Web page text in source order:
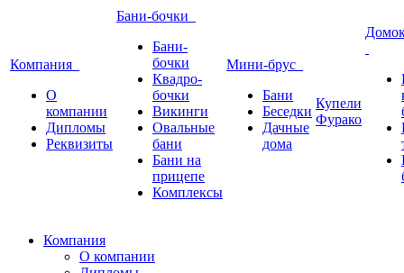
Компания
О
компании
Дипломы
Реквизиты
Бани-бочки
Бани-
бочки
Квадро-
бочки
Викинги
Овальные
бани
Бани на
прицепе
Комплексы
Мини-брус
Бани
Беседки
Дачные
дома
Купели
Фурако
Компания
О компании